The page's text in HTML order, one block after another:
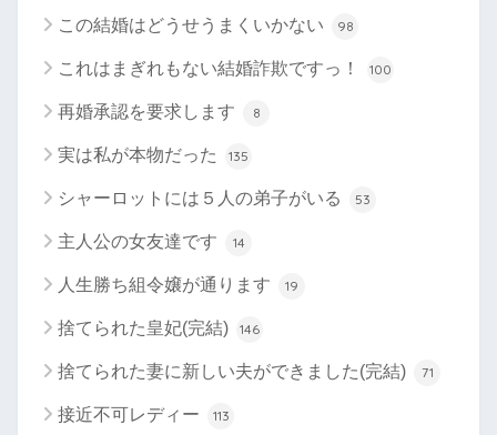
この結婚はどうせうまくいかない 98
これはまぎれもない結婚詐欺ですっ！ 100
再婚承認を要求します 8
実は私が本物だった 135
シャーロットには５人の弟子がいる 53
主人公の女友達です 14
人生勝ち組令嬢が通ります 19
捨てられた皇妃(完結) 146
捨てられた妻に新しい夫ができました(完結) 71
接近不可レディー 113